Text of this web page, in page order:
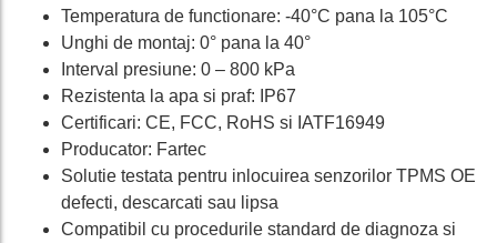
Temperatura de functionare: -40°C pana la 105°C
Unghi de montaj: 0° pana la 40°
Interval presiune: 0 – 800 kPa
Rezistenta la apa si praf: IP67
Certificari: CE, FCC, RoHS si IATF16949
Producator: Fartec
Solutie testata pentru inlocuirea senzorilor TPMS OE
defecti, descarcati sau lipsa
Compatibil cu procedurile standard de diagnoza si